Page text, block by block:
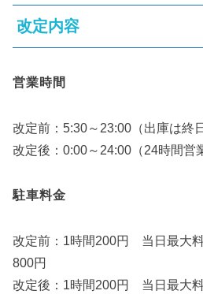
改定内容
営業時間
改定前：5:30～23:00（出庫は終
改定後：0:00～24:00（24時間営
駐車料金
改定前：1時間200円 当日最大
800円
改定後：1時間200円 当日最大